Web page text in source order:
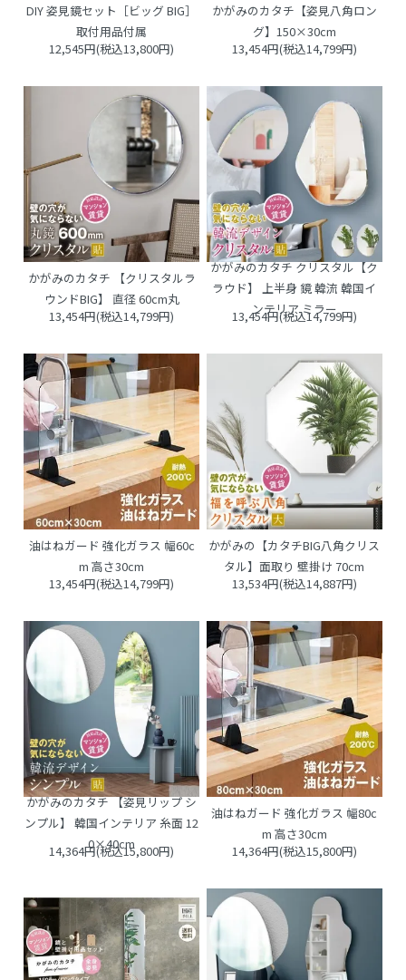
DIY 姿見鏡セット［ビッグ BIG］
取付用品付属
12,545円(税込13,800円)
かがみのカタチ【姿見八角ロン
グ】150×30cm
13,454円(税込14,799円)
かがみのカタチ 【クリスタルラ
ウンドBIG】 直径 60cm丸
13,454円(税込14,799円)
かがみのカタチ クリスタル【ク
ラウド】 上半身 鏡 韓流 韓国イ
ンテリア ミラー
13,454円(税込14,799円)
油はねガード 強化ガラス 幅60c
m 高さ30cm
13,454円(税込14,799円)
かがみの【カタチBIG八角クリス
タル】面取り 壁掛け 70cm
13,534円(税込14,887円)
かがみのカタチ 【姿見リップ シ
ンプル】 韓国インテリア 糸面 12
0×40cm
14,364円(税込15,800円)
油はねガード 強化ガラス 幅80c
m 高さ30cm
14,364円(税込15,800円)